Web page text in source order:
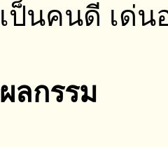
เป็นคนดี เด่น
ผลกรรม